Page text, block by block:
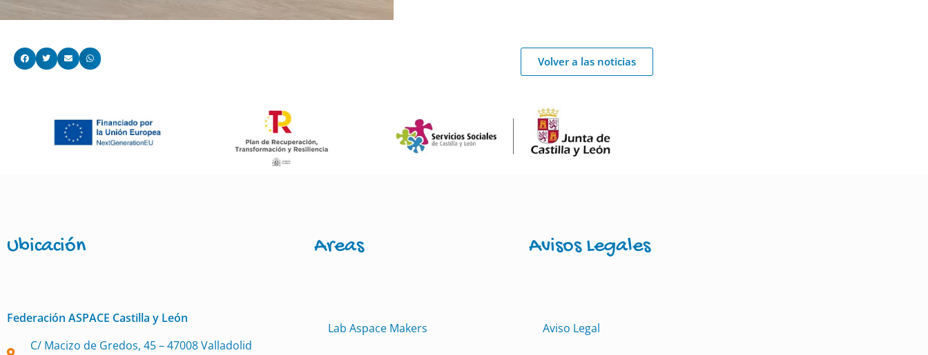
Volver a las noticias
Ubicación
Federación ASPACE Castilla y León
C/ Macizo de Gredos, 45 – 47008 Valladolid
Areas
Lab Aspace Makers
Avisos Legales
Aviso Legal